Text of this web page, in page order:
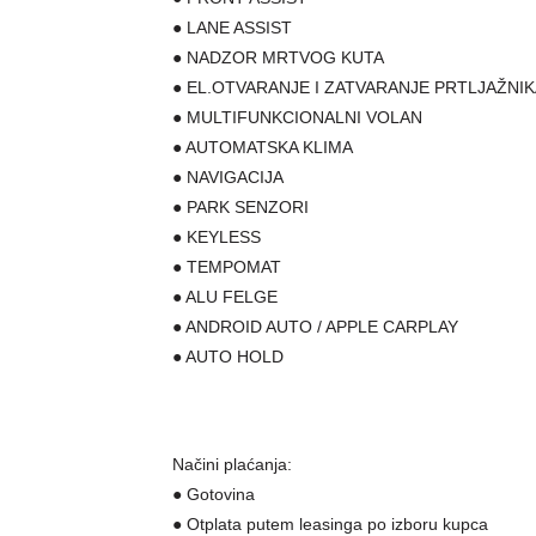
● LANE ASSIST
● NADZOR MRTVOG KUTA
● EL.OTVARANJE I ZATVARANJE
● MULTIFUNKCIONALNI VOLAN
● AUTOMATSKA KLIMA
● NAVIGACIJA
● PARK SENZORI
● KEYLESS
● TEMPOMAT
● ALU FELGE
● ANDROID AUTO / APPLE CARPLAY
● AUTO HOLD
Načini plaćanja:
● Gotovina
● Otplata putem leasinga po izboru kupca